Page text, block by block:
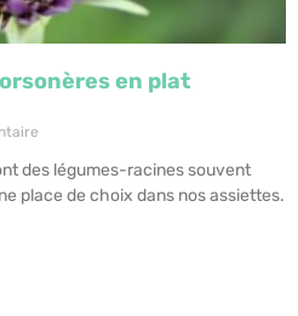
en plat
des légumes-racines souvent
place de choix dans nos assiettes.